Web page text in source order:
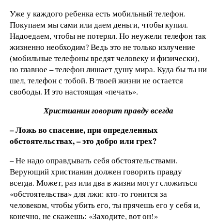
Уже у каждого ребенка есть мобильный телефон.
Покупаем мы сами или даем деньги, чтобы купил.
Надоедаем, чтобы не потерял. Но неужели телефон так
жизненно необходим? Ведь это не только излучение
(мобильные телефоны вредят человеку и физически),
но главное – телефон лишает душу мира. Куда бы ты ни
шел, телефон с тобой. В твоей жизни не остается
свободы. И это настоящая «печать».
Христианин говорит правду всегда
– Ложь во спасение, при определенных
обстоятельствах, – это добро или грех?
– Не надо оправдывать себя обстоятельствами.
Верующий христианин должен говорить правду
всегда. Может, раз или два в жизни могут сложиться
«обстоятельства» для лжи: кто-то гонится за
человеком, чтобы убить его, ты прячешь его у себя и,
конечно, не скажешь: «Заходите, вот он!»